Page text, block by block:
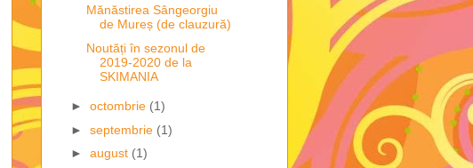
Mănăstirea Sângeorgiu
de Mureș (de clauzură)
Noutăți în sezonul de
2019-2020 de la
SKIMANIA
► octombrie (1)
► septembrie (1)
► august (1)